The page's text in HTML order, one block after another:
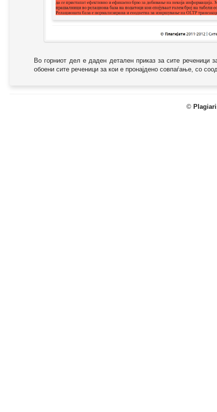
Во горниот дел е даден детален приказ за сите реченици
обоени сите реченици за кои е пронајдено совпаѓање, со
©